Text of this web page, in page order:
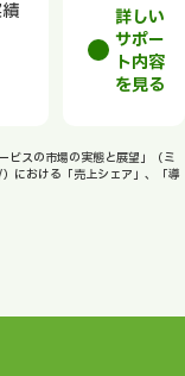
詳しい
サポー
ト内容
を見る
ビスの市場の実態と展望」（ミ
おける「売上シェア」、「導